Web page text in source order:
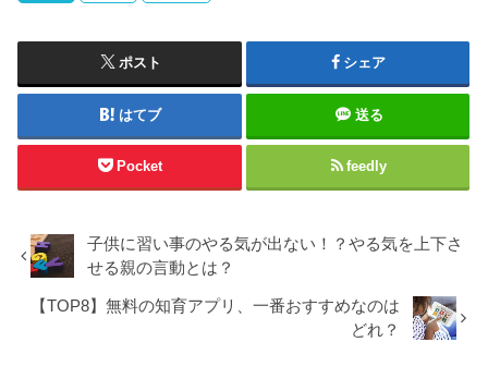
ポスト シェア
はてブ 送る
Pocket feedly
子供に習い事のやる気が出ない！？やる気を上下さ
せる親の言動とは？
【TOP8】無料の知育アプリ、一番おすすめなのは
どれ？